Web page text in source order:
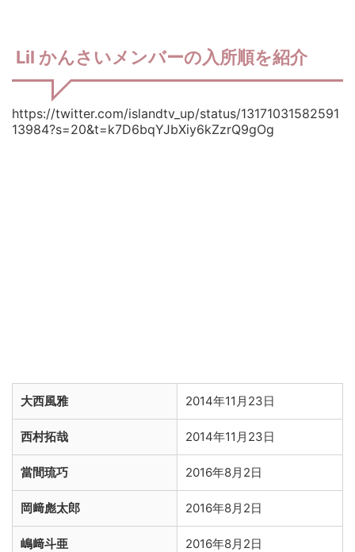
Lil かんさいメンバーの入所順を紹介
https://twitter.com/islandtv_up/status/13171031582591
13984?s=20&t=k7D6bqYJbXiy6kZzrQ9gOg
大西風雅 2014年11月23日
西村拓哉 2014年11月23日
當間琉巧 2016年8月2日
岡﨑彪太郎 2016年8月2日
嶋﨑斗亜 2016年8月2日